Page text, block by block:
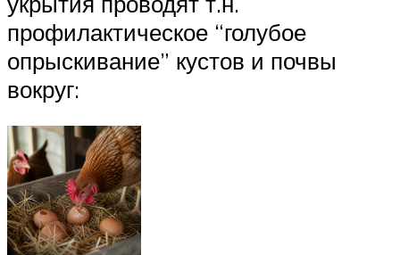
профилактическое “голубое
опрыскивание” кустов и почвы
вокруг: